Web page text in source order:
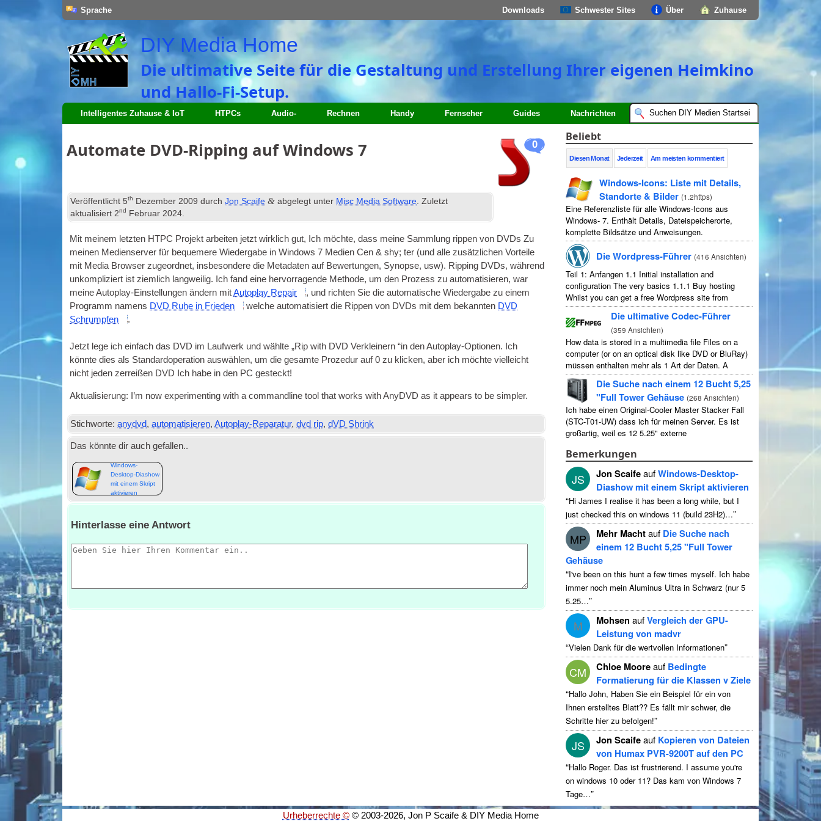
Zuhause
Über
Schwester Sites
Downloads
Sprache
DIY Media Home
Die ultimative Seite für die Gestaltung und Erstellung Ihrer eigenen Heimkino
und Hallo-Fi-Setup.
Intelligentes Zuhause & IoT HTPCs Audio- Rechnen Handy Fernseher Guides Nachrichten
0
Automate DVD-Ripping auf Windows 7
Veröffentlicht5th Dezember 2009 durchJon Scaife & abgelegt unter Misc Media Software. Zuletzt
aktualisiert2nd Februar 2024.
Mit meinem letzten HTPC Projekt arbeiten jetzt wirklich gut, Ich möchte, dass meine Sammlung rippen von DVDs Zu
meinen Medienserver für bequemere Wiedergabe in Windows 7 Medien Cen & shy; ter (und alle zusätzlichen Vorteile
mit Media Browser zugeordnet, insbesondere die Metadaten auf Bewertungen, Synopse, usw). Ripping DVDs, während
unkompliziert ist ziemlich langweilig. Ich fand eine hervorragende Methode, um den Prozess zu automatisieren, war
meine Autoplay-Einstellungen ändern mitAutoplay Repair
, und richten Sie die automatische Wiedergabe zu einem
Programm namens DVD Ruhe in Frieden welche automatisiert die Rippen von DVDs mit dem bekannten DVD
Schrumpfen
.
Jetzt lege ich einfach das DVD im Laufwerk und wählte „Rip with DVD Verkleinern “in den Autoplay-Optionen. Ich
könnte dies als Standardoperation auswählen, um die gesamte Prozedur auf 0 zu klicken, aber ich möchte vielleicht
nicht jeden zerreißen DVD Ich habe in den PC gesteckt!
Aktualisierung: I’m now exper­i­ment­ing with a com­mand­line tool that works with Any­DVD as it appears to be simpler.
Stichworte: anydvd,automatisieren,Autoplay-Reparatur,dvd rip,dVD Shrink
Das könnte dir auch gefallen..
Windows-
Desktop-Diashow
mit einem Skript
aktivieren
Hinterlasse eine Antwort
Beliebt
Diesen Monat Jederzeit Am meisten kommentiert
Windows-Icons: Liste mit Details,
Standorte & Bilder (1.2https)
Eine Referenzliste für alle Windows-Icons aus
Windows- 7. Enthält Details, Dateispeicherorte,
komplette Bildsätze und Anweisungen.
Die Wordpress-Führer (416 Ansichten)
Teil 1: Anfangen 1.1 Initial installation and
configuration The very basics 1.1.1 Buy hosting
Whilst you can get a free Wordpress site from
wordpress.com,you lose some control and you
have to serve their...
Die ultimative Codec-Führer
(359 Ansichten)
How data is stored in a multimedia file Files on a
computer(or on an optical disk like DVD or BluRay)
müssen enthalten mehr als 1 Art der Daten.A
typical movie will include...
Die Suche nach einem 12 Bucht 5,25
"Full Tower Gehäuse (268 Ansichten)
Ich habe einen Original-Cooler Master Stacker Fall
(STC-T01-UW) dass ich für meinen Server. Es ist
großartig, weil es 12 5.25" externe
verwendbar als 1 von ihnen ...
Bemerkungen
JS Jon ScaifeaufWindows-Desktop-
Diashow mit einem Skript aktivieren
“Hi James I realise it has been a long while,but I
just checked this on windows 11 (build 23H2)…”
MP Mehr Machtauf Die Suche nach
einem 12 Bucht 5,25 "Full Tower
Gehäuse
“I've been on this hunt a few times myself. Ich habe
immer noch mein Aluminus Ultra in Schwarz (nur 5
5.25…”
M Mohsen aufVergleich der GPU-
Leistung von madvr
“Vielen Dank für die wertvollen Informationen”
CM Chloe Mooreauf Bedingte
Formatierung für die Klassen v Ziele
“Hallo John, Haben Sie ein Beispiel für ein von
Ihnen erstelltes Blatt?? Es fällt mir schwer, die
Schritte hier zu befolgen!”
JS Jon Scaifeauf Kopieren von Dateien
von Humax PVR-9200T auf den PC
“Hallo Roger. Das ist frustrierend. I assume you're
on windows 10 oder 11? Das kam von Windows 7
Tage…”
Urheberrechte ©© 2003-2026, Jon P Scaife & DIY Media Home